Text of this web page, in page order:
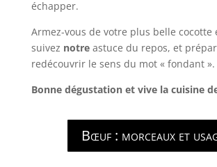
échapper.
Armez-vous de votre plus belle cocotte
suivez notreastuce du repos, et
redécouvrir le sens du mot « fondant ».
Bonne dégustation et vive la cuisine
Bœuf : morceaux et